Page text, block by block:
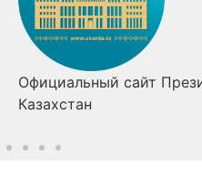
Официальный сайт
Казахстан